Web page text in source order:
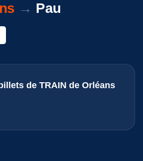
→ Pau
de TRAIN de Orléans